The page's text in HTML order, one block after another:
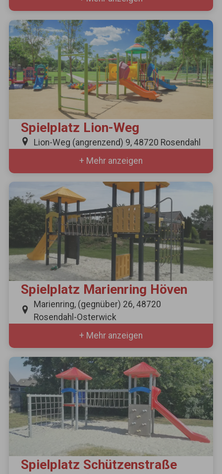
Spielplatz Lion-Weg
Lion-Weg (angrenzend) 9, 48720 Rosendahl
+ Mehr anzeigen
Spielplatz Marienring Höven
Marienring, (gegnüber) 26, 48720
Rosendahl-Osterwick
+ Mehr anzeigen
Spielplatz Schützenstraße